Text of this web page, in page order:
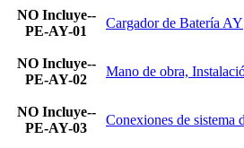
NO Incluye--
PE-AY-01
Cargador de Batería AY
NO Incluye--
PE-AY-02
Mano de obra,
NO Incluye--
PE-AY-03
Conexiones de sistema